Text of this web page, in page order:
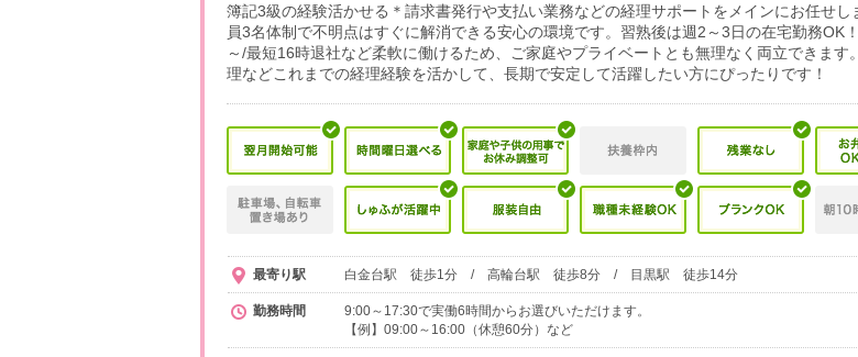
簿記3級の経験活かせる＊請求書発行や支払い業務などの経理サポートをメインにお任せし
員3名体制で不明点はすぐに解消できる安心の環境です。習熟後は週2～3日の在宅勤務OK
～/最短16時退社など柔軟に働けるため、ご家庭やプライベートとも無理なく両立できます
理などこれまでの経理経験を活かして、長期で安定して活躍したい方にぴったりです！
最寄り駅 白金台駅 徒歩1分 / 高輪台駅 徒歩8分 / 目黒駅 徒歩14分
勤務時間
9:00～17:30で実働6時間からお選びいただけます。
【例】09:00～16:00（休憩60分）など